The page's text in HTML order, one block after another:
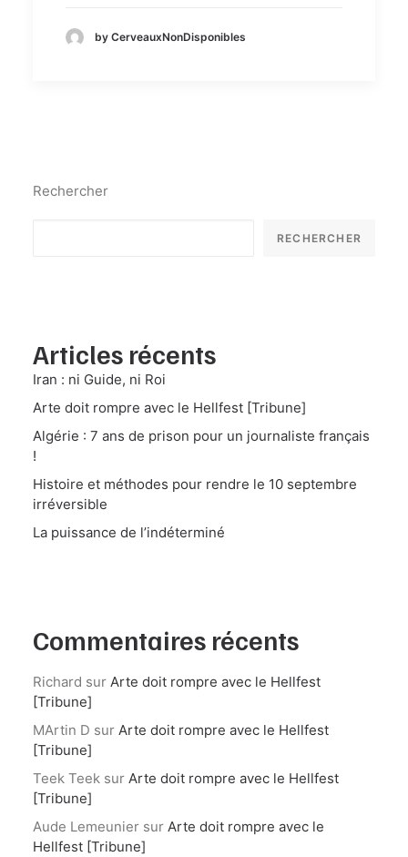
by CerveauxNonDisponibles
Rechercher
RECHERCHER
Articles récents
Iran : ni Guide, ni Roi
Arte doit rompre avec le Hellfest [Tribune]
Algérie : 7 ans de prison pour un journaliste français
!
Histoire et méthodes pour rendre le 10 septembre
irréversible
La puissance de l’indéterminé
Commentaires récents
Richard sur Arte doit rompre avec le Hellfest
[Tribune]
MArtin D sur Arte doit rompre avec le Hellfest
[Tribune]
Teek Teek sur Arte doit rompre avec le Hellfest
[Tribune]
Aude Lemeunier sur Arte doit rompre avec le
Hellfest [Tribune]